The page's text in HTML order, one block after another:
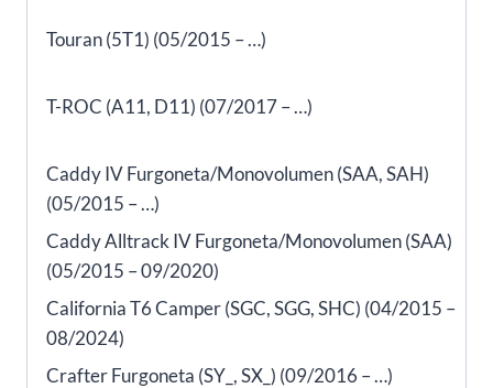
Touran (5T1) (05/2015 – …)
T-ROC (A11, D11) (07/2017 – …)
Caddy IV Furgoneta/Monovolumen (SAA, SAH)
(05/2015 – …)
Caddy Alltrack IV Furgoneta/Monovolumen (SAA)
(05/2015 – 09/2020)
California T6 Camper (SGC, SGG, SHC) (04/2015 –
08/2024)
Crafter Furgoneta (SY_, SX_) (09/2016 – …)